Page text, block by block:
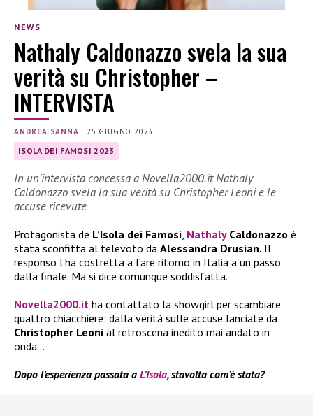
NEWS
Nathaly Caldonazzo svela la sua
verità su Christopher –
INTERVISTA
ANDREA SANNA | 25 GIUGNO 2023
ISOLA DEI FAMOSI 2023
In un’intervista concessa a Novella2000.it Nathaly
Caldonazzo svela la sua verità su Christopher Leoni e le
accuse ricevute
Protagonista de L’Isola dei Famosi, Nathaly Caldonazzo è
stata sconfitta al televoto da Alessandra Drusian. Il
responso l’ha costretta a fare ritorno in Italia a un passo
dalla finale. Ma si dice comunque soddisfatta.
Novella2000.it ha contattato la showgirl per scambiare
quattro chiacchiere: dalla verità sulle accuse lanciate da
Christopher Leoni al retroscena inedito mai andato in
onda…
Dopo l’esperienza passata a L’Isola, stavolta com’è stata?